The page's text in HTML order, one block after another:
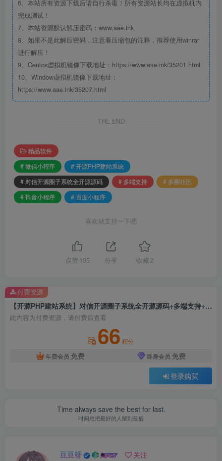
6、本站所有资源下载后请自行杀毒！所有资源站长均在虚拟机内
完成测试！
7、本站资源默认解压密码：www.aae.ink
8、如果不是此解压密码，注意看压缩包的注释，推荐使用winrar
进行解压！
9、Centos虚拟机镜像下载地址：https://www.aae.ink/35201.html
10、Window虚拟机镜像下载地址：
https://www.aae.ink/35207.html
THE END
精品软件
# 微信小程序
# 开源PHP建站系统
# 对信开源圈子系统全开源源码
# 多端支持
# 多圈社区
# 抖音小程序
# 百度小程序
喜欢就支持一下吧
点赞 195 分享 收藏 2
【开源PHP建站系统】对信开源圈子系统全开源源码+多端支持+多圈社区+抖音小程序+微信小程序+百度小程序
此内容为付费资源，请付费后查看
66 积分
年费会员 免费 终身会员 免费
登录购买
付费资源
Time always save the best for last.
时间总把最好的人留到最后
豆豆呀 关注